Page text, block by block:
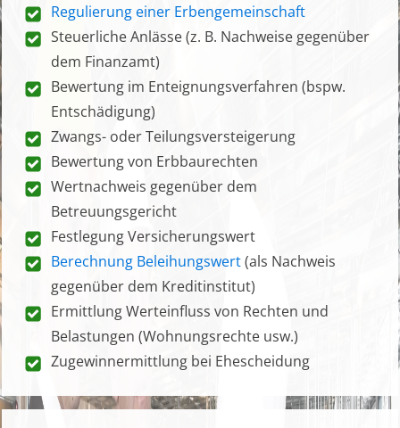
Regulierung einer Erbengemeinschaft
Steuerliche Anlässe (z. B. Nachweise gegenüber
dem Finanzamt)
Bewertung im Enteignungsverfahren (bspw.
Entschädigung)
Zwangs- oder Teilungsversteigerung
Bewertung von Erbbaurechten
Wertnachweis gegenüber dem
Betreuungsgericht
Festlegung Versicherungswert
Berechnung Beleihungswert(als Nachweis
gegenüber dem Kreditinstitut)
Ermittlung Werteinfluss von Rechten und
Belastungen (Wohnungsrechte usw.)
Zugewinnermittlung bei Ehescheidung